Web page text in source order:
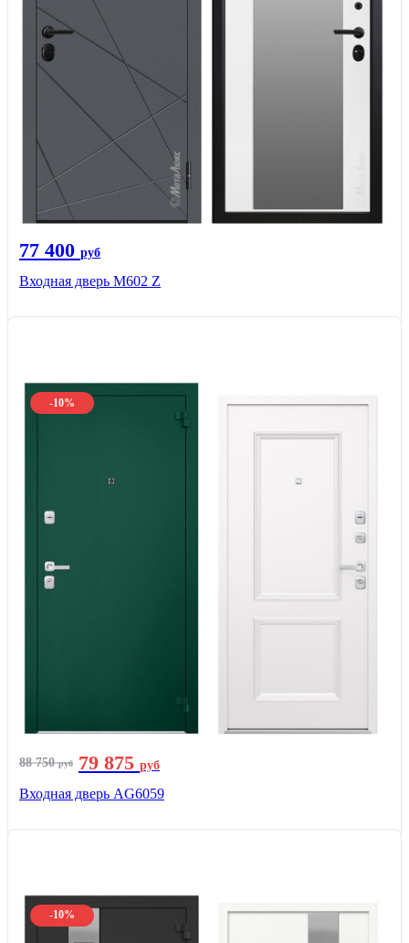
77 400 руб
Входная дверь М602 Z
-10%
88 750руб 79 875 руб
Входная дверь AG6059
-10%